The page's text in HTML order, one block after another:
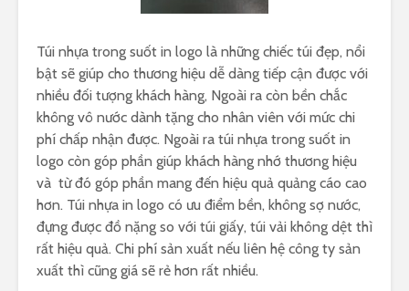
Túi nhựa trong suốt in logo là những chiếc túi đẹp, nổi
bật sẽ giúp cho thương hiệu dễ dàng tiếp cận được với
nhiều đối tượng khách hàng, Ngoài ra còn bền chắc
không vô nước dành tặng cho nhân viên với mức chi
phí chấp nhận được. Ngoài ra túi nhựa trong suốt in
logo còn góp phần giúp khách hàng nhớ thương hiệu
và từ đó góp phần mang đến hiệu quả quảng cáo cao
hơn. Túi nhựa in logo có ưu điểm bền, không sợ nước,
đựng được đồ nặng so với túi giấy, túi vải không dệt thì
rất hiệu quả. Chi phí sản xuất nếu liên hệ công ty sản
xuất thì cũng giá sẽ rẻ hơn rất nhiều.